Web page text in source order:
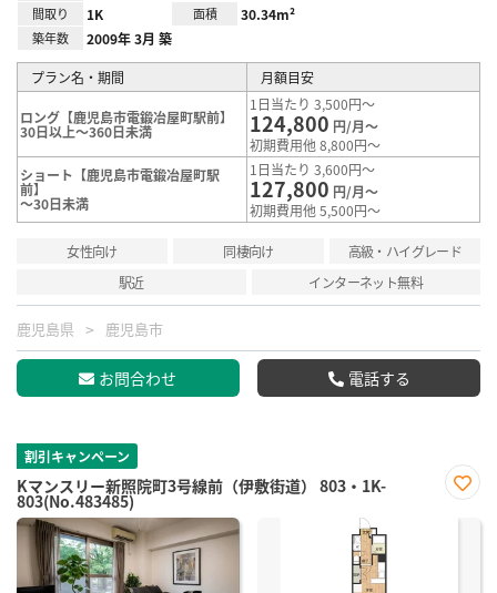
間取り 1K 面積 30.34m²
築年数 2009年 3月 築
プラン名・期間 月額目安
ロング【鹿児島市電鍛冶屋町駅前】
30日以上～360日未満
1日当たり 3,500円～
124,800 円/月～
初期費用他 8,800円～
ショート【鹿児島市電鍛冶屋町駅
前】
～30日未満
1日当たり 3,600円～
127,800 円/月～
初期費用他 5,500円～
女性向け 同棲向け
高級・ハイグレード
駅近
インターネット無料
鹿児島県 鹿児島市
お問合わせ 電話する
割引キャンペーン
Kマンスリー新照院町3号線前（伊敷街道） 803・1K-
803(No.483485)
に入